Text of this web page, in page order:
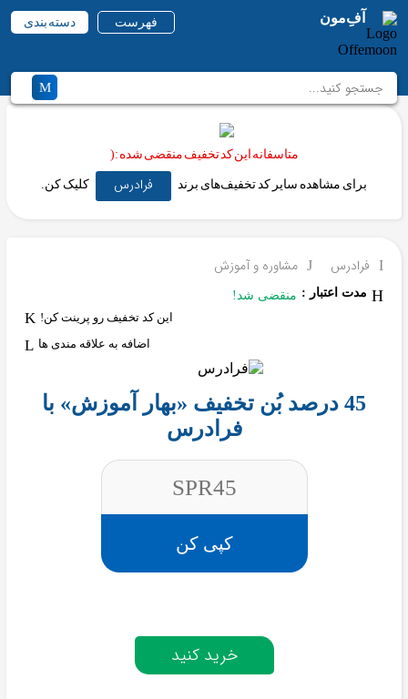
آفِ‌مون فهرست دسته بندی
متاسفانه این کد تخفیف منقضی شده :(
برای مشاهده سایر کد تخفیف‌های برند فرادرس کلیک کن.
فرادرس مشاوره و آموزش
مدت اعتبار : منقضی شد!
این کد تخفیف رو پرینت کن!
اضافه به علاقه مندی ها
45 درصد بُن تخفیف «بهار آموزش» با
فرادرس
SPR45
کپی کن
خرید کنید